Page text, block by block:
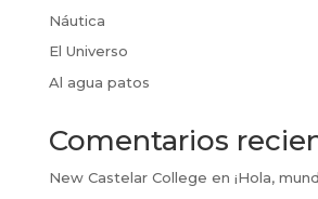
Náutica
El Universo
Al agua patos
Comentarios
New Castelar College en ¡Hola,